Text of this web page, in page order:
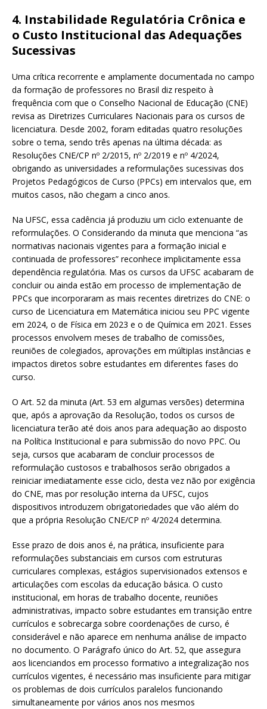
4. Instabilidade Regulatória Crônica e
o Custo Institucional das Adequações
Sucessivas
Uma crítica recorrente e amplamente documentada no campo
da formação de professores no Brasil diz respeito à
frequência com que o Conselho Nacional de Educação (CNE)
revisa as Diretrizes Curriculares Nacionais para os cursos de
licenciatura. Desde 2002, foram editadas quatro resoluções
sobre o tema, sendo três apenas na última década: as
Resoluções CNE/CP nº 2/2015, nº 2/2019 e nº 4/2024,
obrigando as universidades a reformulações sucessivas dos
Projetos Pedagógicos de Curso (PPCs) em intervalos que, em
muitos casos, não chegam a cinco anos.
Na UFSC, essa cadência já produziu um ciclo extenuante de
reformulações. O Considerando da minuta que menciona “as
normativas nacionais vigentes para a formação inicial e
continuada de professores” reconhece implicitamente essa
dependência regulatória. Mas os cursos da UFSC acabaram de
concluir ou ainda estão em processo de implementação de
PPCs que incorporaram as mais recentes diretrizes do CNE: o
curso de Licenciatura em Matemática iniciou seu PPC vigente
em 2024, o de Física em 2023 e o de Química em 2021. Esses
processos envolvem meses de trabalho de comissões,
reuniões de colegiados, aprovações em múltiplas instâncias e
impactos diretos sobre estudantes em diferentes fases do
curso.
O Art. 52 da minuta (Art. 53 em algumas versões) determina
que, após a aprovação da Resolução, todos os cursos de
licenciatura terão até dois anos para adequação ao disposto
na Política Institucional e para submissão do novo PPC. Ou
seja, cursos que acabaram de concluir processos de
reformulação custosos e trabalhosos serão obrigados a
reiniciar imediatamente esse ciclo, desta vez não por exigência
do CNE, mas por resolução interna da UFSC, cujos
dispositivos introduzem obrigatoriedades que vão além do
que a própria Resolução CNE/CP nº 4/2024 determina.
Esse prazo de dois anos é, na prática, insuficiente para
reformulações substanciais em cursos com estruturas
curriculares complexas, estágios supervisionados extensos e
articulações com escolas da educação básica. O custo
institucional, em horas de trabalho docente, reuniões
administrativas, impacto sobre estudantes em transição entre
currículos e sobrecarga sobre coordenações de curso, é
considerável e não aparece em nenhuma análise de impacto
no documento. O Parágrafo único do Art. 52, que assegura
aos licenciandos em processo formativo a integralização nos
currículos vigentes, é necessário mas insuficiente para mitigar
os problemas de dois currículos paralelos funcionando
simultaneamente por vários anos nos mesmos